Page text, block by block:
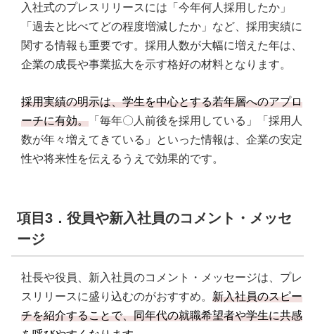
入社式のプレスリリースには「今年何人採用したか」
「過去と比べてどの程度増減したか」など、採用実績に
関する情報も重要です。採用人数が大幅に増えた年は、
企業の成長や事業拡大を示す格好の材料となります。
採用実績の明示は、学生を中心とする若年層へのアプロ
ーチに有効。 「毎年〇人前後を採用している」「採用人
数が年々増えてきている」といった情報は、企業の安定
性や将来性を伝えるうえで効果的です。
項目3．役員や新入社員のコメント・メッセ
ージ
社長や役員、新入社員のコメント・メッセージは、プレ
スリリースに盛り込むのがおすすめ。 新入社員のスピー
チを紹介することで、同年代の就職希望者や学生に共感